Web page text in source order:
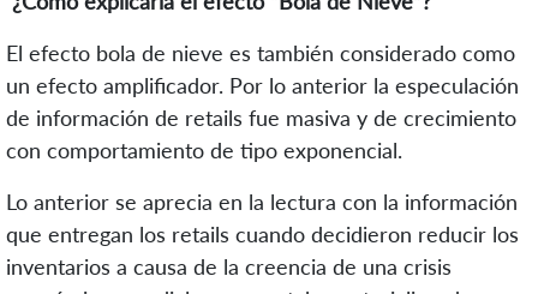
El efecto bola de nieve es también considerado como
un efecto amplificador. Por lo anterior la especulación
de información de retails fue masiva y de crecimiento
con comportamiento de tipo exponencial.
Lo anterior se aprecia en la lectura con la información
que entregan los retails cuando decidieron reducir los
inventarios a causa de la creencia de una crisis